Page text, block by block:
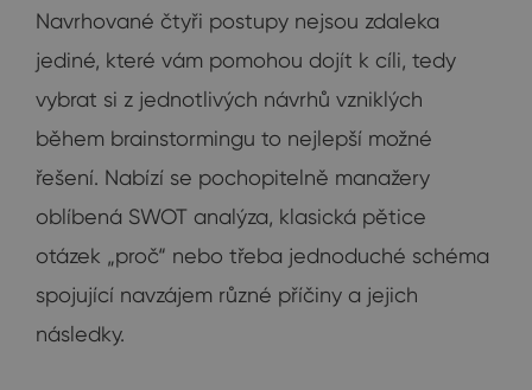
Navrhované čtyři postupy nejsou zdaleka
jediné, které vám pomohou dojít k cíli, tedy
vybrat si z jednotlivých návrhů vzniklých
během brainstormingu to nejlepší možné
řešení. Nabízí se pochopitelně manažery
oblíbená SWOT analýza, klasická pětice
otázek „proč“ nebo třeba jednoduché schéma
spojující navzájem různé příčiny a jejich
následky.